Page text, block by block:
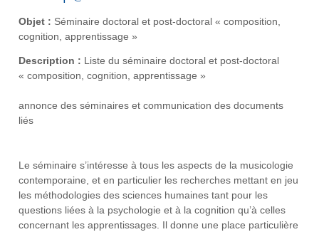
Objet : Séminaire doctoral et post-doctoral « composition,
cognition, apprentissage »
Description : Liste du séminaire doctoral et post-doctoral
« composition, cognition, apprentissage »
annonce des séminaires et communication des documents
liés
Le séminaire s’intéresse à tous les aspects de la musicologie
contemporaine, et en particulier les recherches mettant en jeu
les méthodologies des sciences humaines tant pour les
questions liées à la psychologie et à la cognition qu’à celles
concernant les apprentissages. Il donne une place particulière